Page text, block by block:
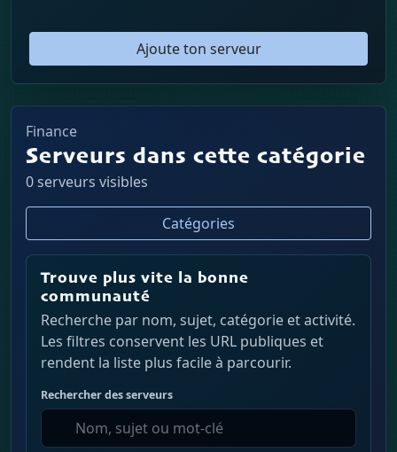
Ajoute ton serveur
Finance
Serveurs dans cette catégorie
0 serveurs visibles
Catégories
Trouve plus vite la bonne
communauté
Recherche par nom, sujet, catégorie et activité.
Les filtres conservent les URL publiques et
rendent la liste plus facile à parcourir.
Rechercher des serveurs